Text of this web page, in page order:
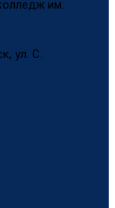
им.
ул. С.